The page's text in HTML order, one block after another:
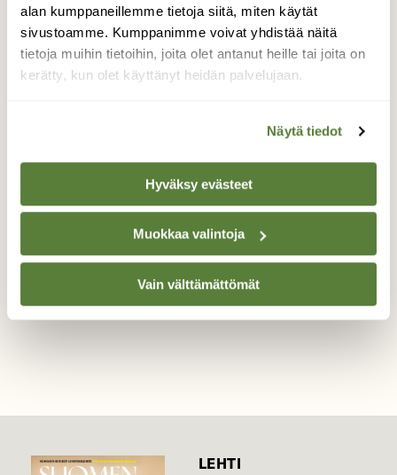
alan kumppaneillemme tietoja siitä, miten käytät
sivustoamme. Kumppanimme voivat yhdistää näitä
tietoja muihin tietoihin, joita olet antanut heille tai joita on
kerätty, kun olet käyttänyt heidän palvelujaan.
Näytä tiedot
Hyväksy evästeet
Muokkaa valintoja
Vain välttämättömät
Talvehtinut sitruunaperhonen imee ravintoa
pajun hedekukilla.
Valokuvaaja: Päivi Kiiskinen-Mustonen, Joensuu
LEHTI